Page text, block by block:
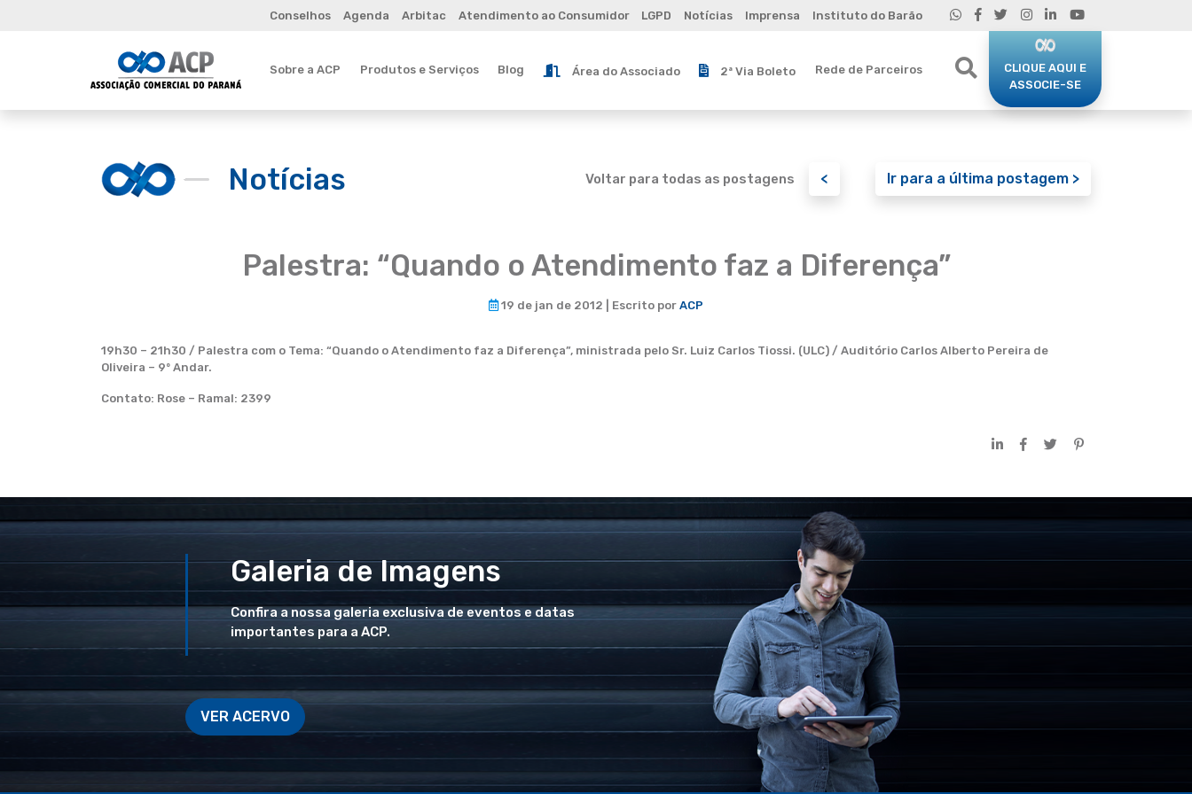
Conselhos Agenda Arbitac Atendimento ao Consumidor LGPD Notícias Imprensa Instituto do Barão
Sobre a ACP Produtos e Serviços Blog Área do Associado 2ª Via Boleto Rede de Parceiros
CLIQUE AQUI E
ASSOCIE-SE
Notícias Voltar para todas as postagens < Ir para a última postagem >
Palestra: “Quando o Atendimento faz a Diferença”
19 de jan de 2012 | Escrito por ACP
19h30 – 21h30 / Palestra com o Tema: “Quando o Atendimento faz a Diferença”, ministrada pelo Sr. Luiz Carlos Tiossi. (ULC) / Auditório Carlos Alberto Pereira de
Oliveira – 9º Andar.
Contato: Rose – Ramal: 2399
Galeria de Imagens
Confira a nossa galeria exclusiva de eventos e datas
importantes para a ACP.
VER ACERVO